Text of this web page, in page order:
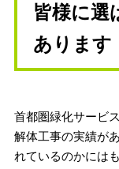
皆様に選
あります
首都圏緑化サービ
解体工事の実績が
れているのかには